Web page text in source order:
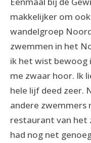
makkelijker om
wandelgroep
zwemmen in het
ik het wist bewoog
me zwaar hoor. Ik
hele lijf deed zeer.
andere zwemmers
restaurant van het
had nog net